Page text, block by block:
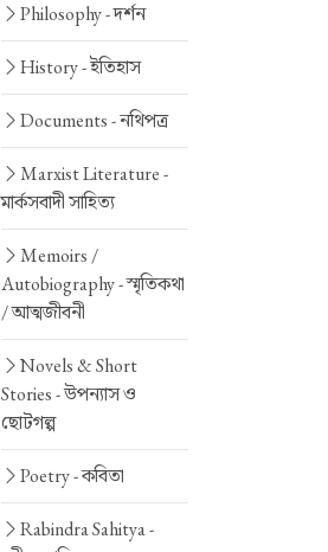
Philosophy -দর্শন
History -ইতিহাস
Documents -নথিপত্র
Marxist Literature -
মার্কসবাদী সাহিত্য
Memoirs /
Autobiography -স্মৃতিকথা
/ আত্মজীবনী
Novels & Short
Stories -উপন্যাস ও
ছোটগল্প
Poetry -কবিতা
Rabindra Sahitya -